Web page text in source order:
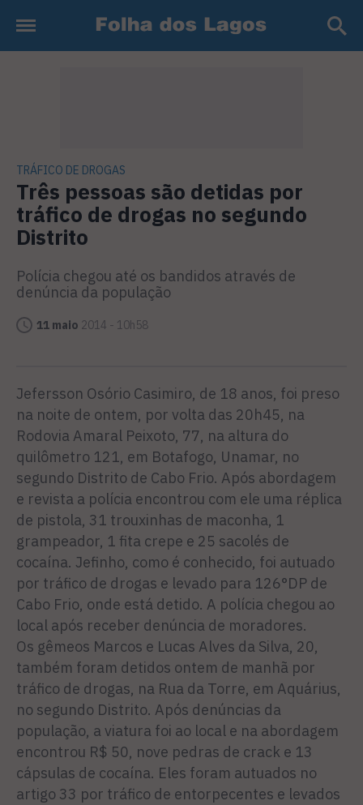
TRÁFICO DE DROGAS
Três pessoas são detidas por
tráfico de drogas no segundo
Distrito
Polícia chegou até os bandidos através de
denúncia da população
11 maio 2014 - 10h58
Jefersson Osório Casimiro, de 18 anos, foi preso
na noite de ontem, por volta das 20h45, na
Rodovia Amaral Peixoto, 77, na altura do
quilômetro 121, em Botafogo, Unamar, no
segundo Distrito de Cabo Frio. Após abordagem
e revista a polícia encontrou com ele uma réplica
de pistola, 31 trouxinhas de maconha, 1
grampeador, 1 fita crepe e 25 sacolés de
cocaína. Jefinho, como é conhecido, foi autuado
por tráfico de drogas e levado para 126°DP de
Cabo Frio, onde está detido. A polícia chegou ao
local após receber denúncia de moradores.
Os gêmeos Marcos e Lucas Alves da Silva, 20,
também foram detidos ontem de manhã por
tráfico de drogas, na Rua da Torre, em Aquárius,
no segundo Distrito. Após denúncias da
população, a viatura foi ao local e na abordagem
encontrou R$ 50, nove pedras de crack e 13
cápsulas de cocaína. Eles foram autuados no
artigo 33 por tráfico de entorpecentes e levados